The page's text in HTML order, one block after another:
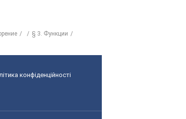
§ 3. Функции
конфіденційності